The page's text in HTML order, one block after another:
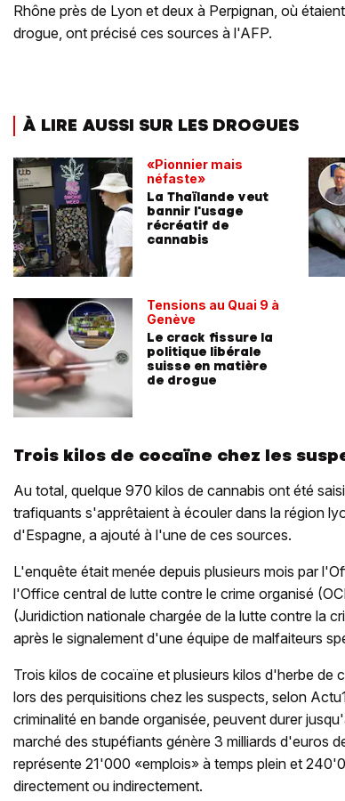
Rhône près de Lyon et deux à Perpignan, où
drogue, ont précisé ces sources à l'AFP.
À LIRE AUSSI SUR LES DROGUES
«Pionnier mais
néfaste»
La Thaïlande veut
bannir l'usage
récréatif de
cannabis
Tensions au Quai 9 à
Genève
Le crack fissure la
politique libérale
suisse en matière
de drogue
Trois kilos de cocaïne chez les
Au total, quelque 970 kilos de cannabis ont été
trafiquants s'apprêtaient à écouler dans la région
d'Espagne, a ajouté à l'une de ces sources.
L'enquête était menée depuis plusieurs mois par
l'Office central de lutte contre le crime organisé
(Juridiction nationale chargée de la lutte contre la
après le signalement d'une équipe de malfaiteurs
Trois kilos de cocaïne et plusieurs kilos d'herbe de
lors des perquisitions chez les suspects, selon
criminalité en bande organisée, peuvent durer
marché des stupéfiants génère 3 milliards d'euros
représente 21'000 «emplois» à temps plein et
directement ou indirectement.